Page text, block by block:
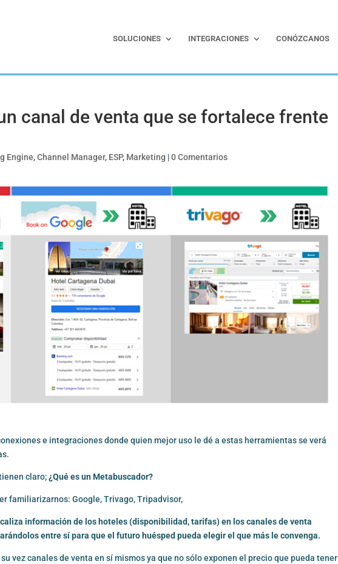
SOLUCIONES INTEGRACIONES CONÓZCANOS
canal de venta que se fortalece frente
Engine,Channel Manager, ESP, Marketing |0 Comentarios
e integraciones donde quien mejor uso le dé a estas herramientas se verá
claro;¿Qué es unMetabuscador?
familiarizarnos: Google, Trivago, Tripadvisor,
información de los hoteles (disponibilidad, tarifas) en los canales de venta
entre sí para que el futuro huésped pueda elegir el que más le convenga.
vez canales de venta en sí mismos ya que no sólo exponen el precio que pueda tener